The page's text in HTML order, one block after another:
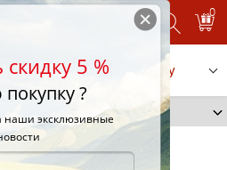
0
Заказать услугу
228 215/65 R17 99H
5 %
?
наши эксклюзивные